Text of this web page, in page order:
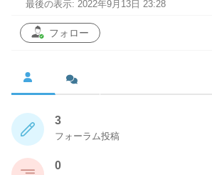
最後の表示: 2022年9月13日 23:28
フォロー
3
フォーラム投稿
0